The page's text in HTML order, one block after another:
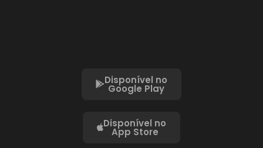
Disponível no
Google Play
Disponível no
App Store